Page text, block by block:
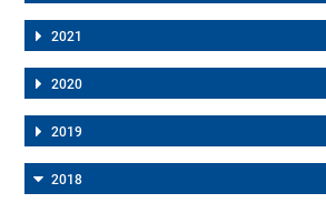
2021
2020
2019
2018